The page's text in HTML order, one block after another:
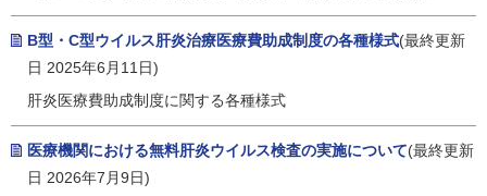
B型・C型ウイルス肝炎治療医療費助成制度の各種様式(最終更新
日 2025年6月11日)
肝炎医療費助成制度に関する各種様式
医療機関における無料肝炎ウイルス検査の実施について(最終更新
日 2026年7月9日)